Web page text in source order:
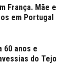
França. Mãe e
em Portugal
60 anos e
do Tejo